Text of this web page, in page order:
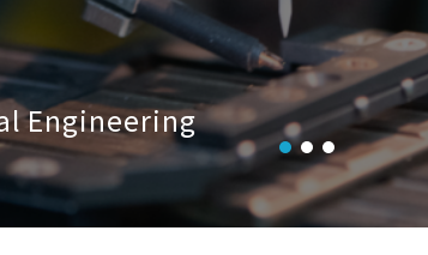
Engineering